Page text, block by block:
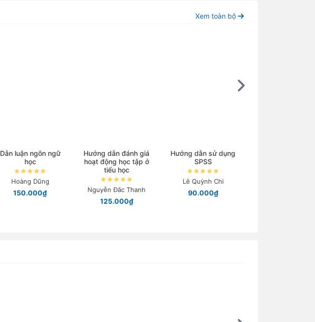
Xem toàn bộ
Dẫn luận ngôn ngữ
học
Hoàng Dũng
150.000₫
Hướng dẫn đánh giá
hoạt động học tập ở
tiểu học
Nguyễn Đắc Thanh
125.000₫
Hướng dẫn sử dụng
SPSS
Lê Quỳnh Chi
90.000₫